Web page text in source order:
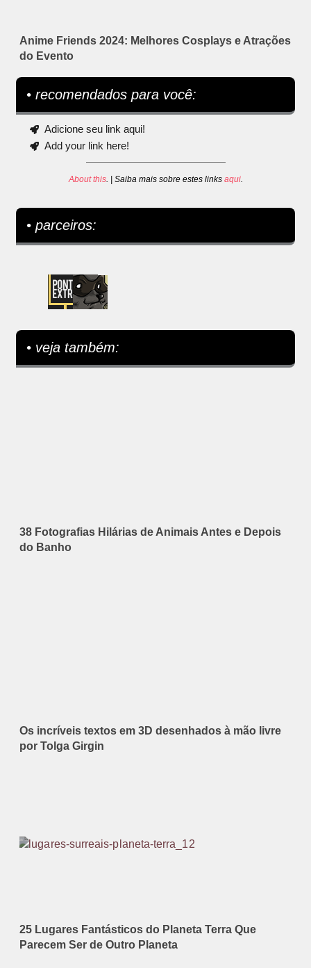
Anime Friends 2024: Melhores Cosplays e Atrações
do Evento
• recomendados para você:
Adicione seu link aqui!
Add your link here!
About this. | Saiba mais sobre estes links aqui.
• parceiros:
• veja também:
38 Fotografias Hilárias de Animais Antes e Depois
do Banho
Os incríveis textos em 3D desenhados à mão livre
por Tolga Girgin
25 Lugares Fantásticos do Planeta Terra Que
Parecem Ser de Outro Planeta